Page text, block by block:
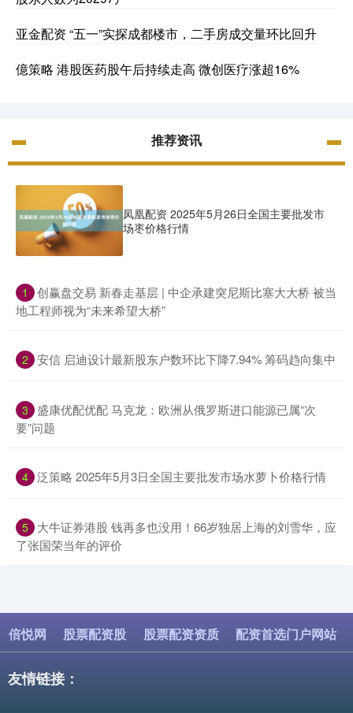
亚金配资 “五一”实探成都楼市，二手房成交量环比回升
億策略 港股医药股午后持续走高 微创医疗涨超16%
推荐资讯
凤凰配资 2025年5月26日全国主要批发市
场枣价格行情
1
​创赢盘交易 新春走基层 | 中企承建突尼斯比塞大大桥 被当
地工程师视为“未来希望大桥”
2 ​安信 启迪设计最新股东户数环比下降7.94% 筹码趋向集中
3 ​盛康优配优配 马克龙：欧洲从俄罗斯进口能源已属“次
要”问题
4 ​泛策略 2025年5月3日全国主要批发市场水萝卜价格行情
5 ​大牛证券港股 钱再多也没用！66岁独居上海的刘雪华，应
了张国荣当年的评价
倍悦网 股票配资股 股票配资资质 配资首选门户网站
友情链接：